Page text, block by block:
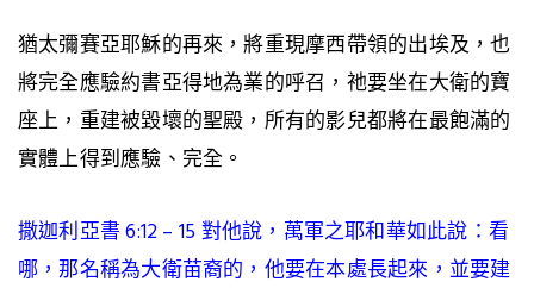
猶太彌賽亞耶穌的再來，將重現摩西帶領的出埃及，也
將完全應驗約書亞得地為業的呼召，祂要坐在大衛的寶
座上，重建被毀壞的聖殿，所有的影兒都將在最飽滿的
實體上得到應驗、完全。
撒迦利亞書 6:12 – 15 對他說，萬軍之耶和華如此說：看
哪，那名稱為大衛苗裔的，他要在本處長起來，並要建